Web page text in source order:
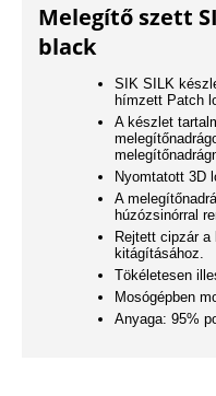
Melegítő szett
black
SIK SILK
hímzett Patch
A készlet
Nyomtatott 3D
A
húzózsinórral
Rejtett cipzár a
kitágításához.
Tökéletesen
Mosógépben
Anyaga: 95%